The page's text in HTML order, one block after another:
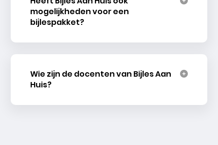
mogelijkheden voor een
bijlespakket?
Wie zijn de docenten van Bijles Aan
Huis?